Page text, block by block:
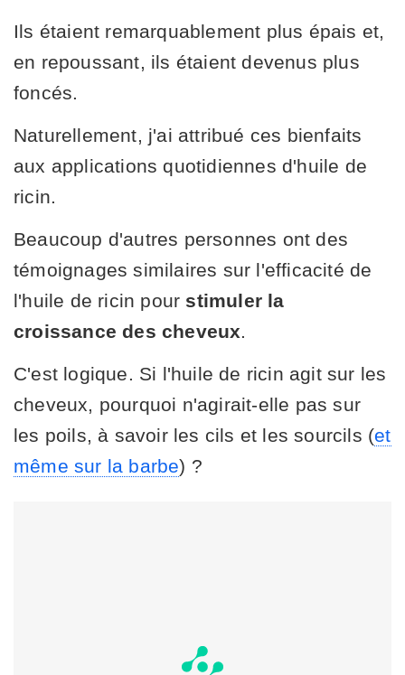
Ils étaient remarquablement plus épais et,
en repoussant, ils étaient devenus plus
foncés.
Naturellement, j'ai attribué ces bienfaits
aux applications quotidiennes d'huile de
ricin.
Beaucoup d'autres personnes ont des
témoignages similaires sur l'efficacité de
l'huile de ricin pour stimuler la
croissance des cheveux.
C'est logique. Si l'huile de ricin agit sur les
cheveux, pourquoi n'agirait-elle pas sur
les poils, à savoir les cils et les sourcils (et
même sur la barbe) ?